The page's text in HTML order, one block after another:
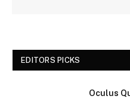
EDITORS PICKS
Oculus